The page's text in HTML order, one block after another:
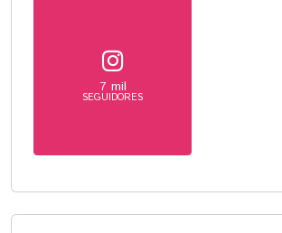
7 mil
SEGUIDORES